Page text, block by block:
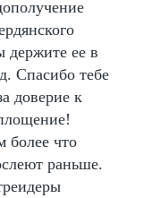
держите ее в
Спасибо тебе
доверие к
более что
раньше.